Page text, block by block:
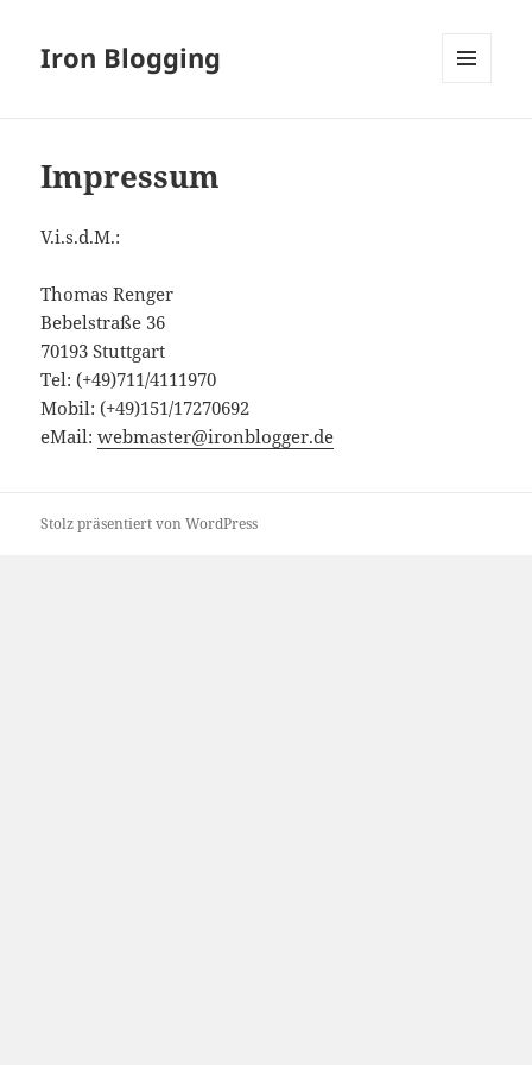
Iron Blogging
Impressum
V.i.s.d.M.:
Thomas Renger
Bebelstraße 36
70193 Stuttgart
Tel: (+49)711/4111970
Mobil: (+49)151/17270692
eMail:webmaster@ironblogger.de
Stolz präsentiert von WordPress